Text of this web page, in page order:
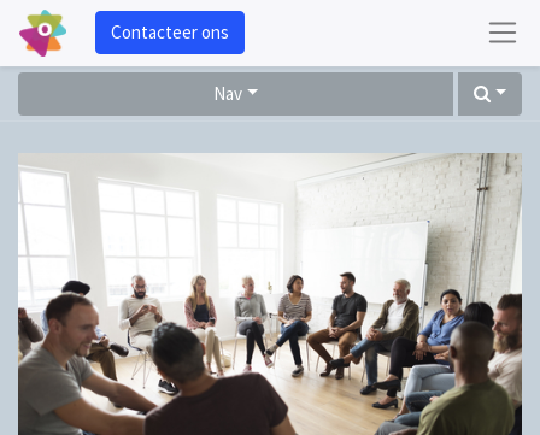
Contacteer ons
Nav